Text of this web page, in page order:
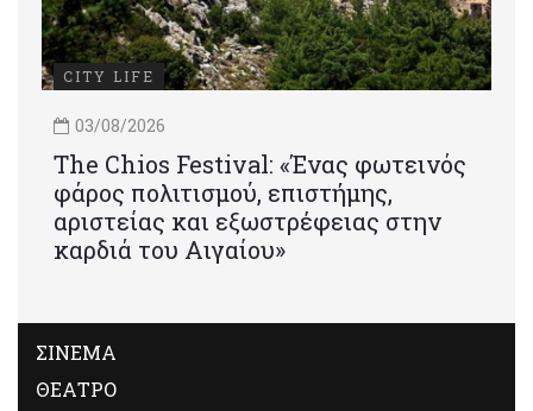
CITY LIFE
03/08/2026
Τhe Chios Festival: «Ένας φωτεινός
φάρος πολιτισμού, επιστήμης,
αριστείας και εξωστρέφειας στην
καρδιά του Αιγαίου»
ΣΙΝΕΜΑ
ΘΕΑΤΡΟ